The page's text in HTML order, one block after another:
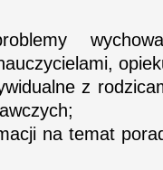
z
na temat